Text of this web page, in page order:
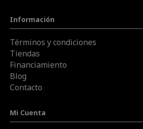
Información
Términos y condiciones
Tiendas
Financiamiento
Blog
Contacto
Mi Cuenta